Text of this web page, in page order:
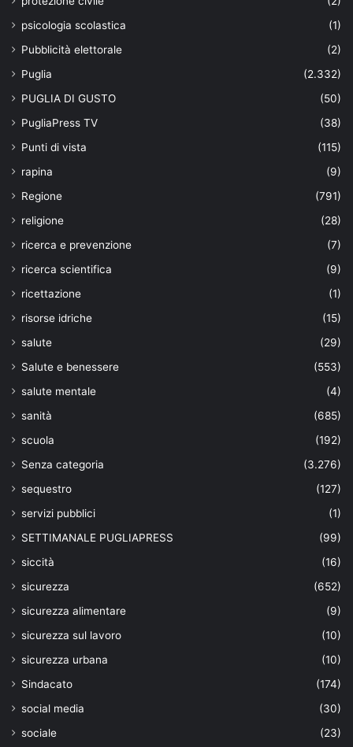
psicologia scolastica
(1)
Pubblicità elettorale
(2)
Puglia
(2.332)
PUGLIA DI GUSTO
(50)
PugliaPress TV
(38)
Punti di vista
(115)
rapina
(9)
Regione
(791)
religione
(28)
ricerca e prevenzione
(7)
ricerca scientifica
(9)
ricettazione
(1)
risorse idriche
(15)
salute
(29)
Salute e benessere
(553)
salute mentale
(4)
sanità
(685)
scuola
(192)
Senza categoria
(3.276)
sequestro
(127)
servizi pubblici
(1)
SETTIMANALE PUGLIAPRESS
(99)
siccità
(16)
sicurezza
(652)
sicurezza alimentare
(9)
sicurezza sul lavoro
(10)
sicurezza urbana
(10)
Sindacato
(174)
social media
(30)
sociale
(23)